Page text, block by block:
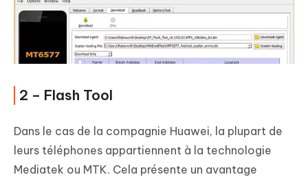
2 – Flash Tool
Dans le cas de la compagnie Huawei, la plupart de
leurs téléphones appartiennent à la technologie
Mediatek ou MTK. Cela présente un avantage